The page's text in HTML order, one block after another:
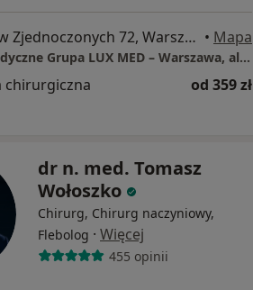
aleja Stanów Zjednoczonych 72, Warszawa • Mapa
Centrum Medyczne Grupa LUX MED – Warszawa, al. Stanów Zjednoczonych 72
chirurgiczna od 359 zł
dr n. med. Tomasz
Wołoszko
Chirurg, Chirurg naczyniowy,
Flebolog · Więcej
455 opinii